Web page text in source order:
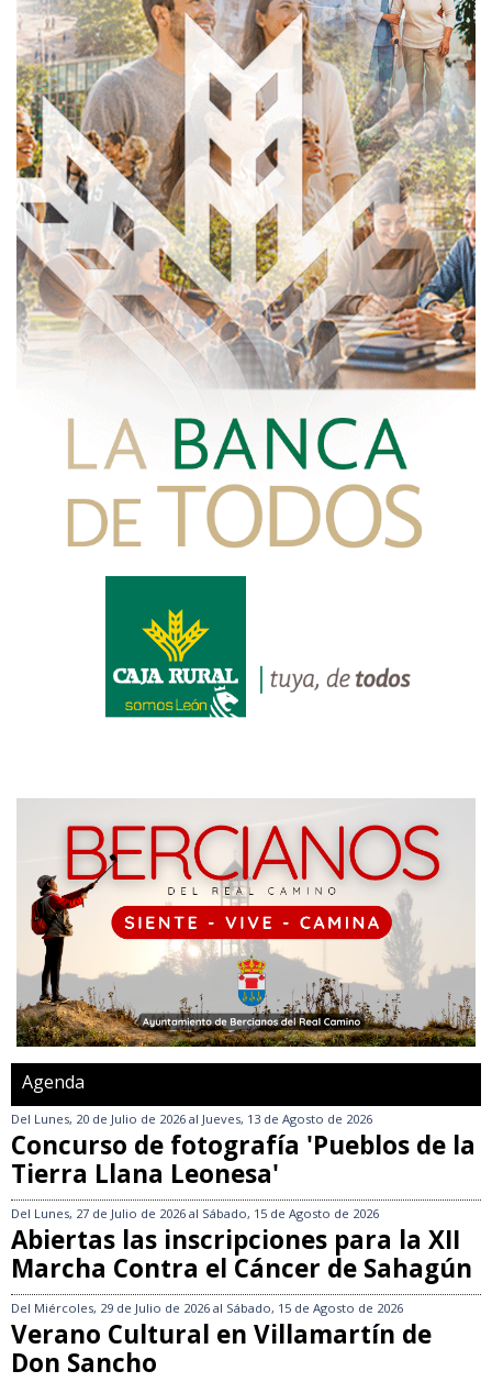
Agenda
Del Lunes, 20 de Julio de 2026 al Jueves, 13 de Agosto de 2026
Concurso de fotografía 'Pueblos de la
Tierra Llana Leonesa'
Del Lunes, 27 de Julio de 2026 al Sábado, 15 de Agosto de 2026
Abiertas las inscripciones para la XII
Marcha Contra el Cáncer de Sahagún
Del Miércoles, 29 de Julio de 2026 al Sábado, 15 de Agosto de 2026
Verano Cultural en Villamartín de
Don Sancho